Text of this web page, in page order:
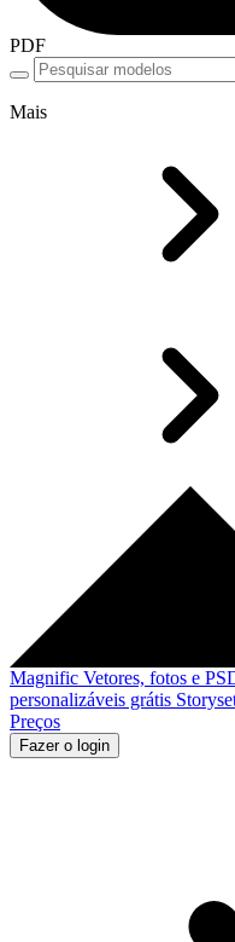
PDF
Mais
Magnific Vetores, fotos e
personalizáveis grátis
Preços
Fazer o login